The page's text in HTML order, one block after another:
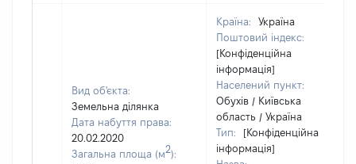
Вид об'єкта:
Земельна ділянка
Дата набуття права:
20.02.2020
Загальна площа (м2):
Країна:
Україна
Поштовий індекс:
[Конфіденційна
інформація]
Населений пункт:
Обухів / Київська
область / Україна
Тип:
[Конфіденційна
інформація]